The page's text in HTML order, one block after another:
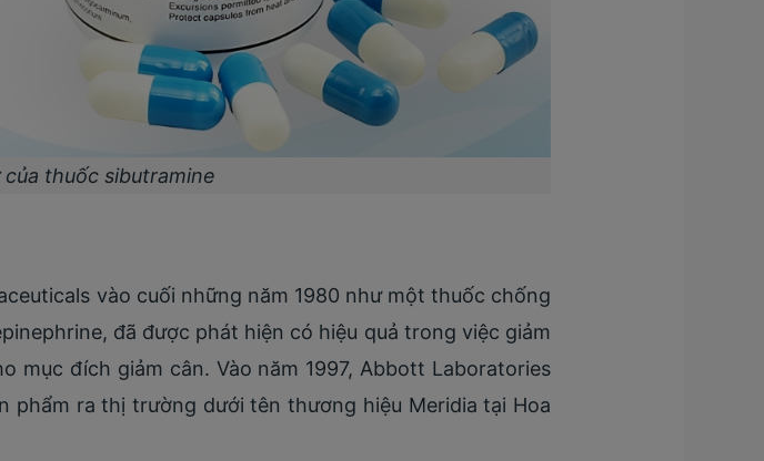
thuốc sibutramine
vào cuối những năm 1980 như một thuốc chống
đã được phát hiện có hiệu quả trong việc giảm
mục đích giảm cân. Vào năm 1997, Abbott Laboratories
phẩm ra thị trường dưới tên thương hiệu Meridia tại Hoa